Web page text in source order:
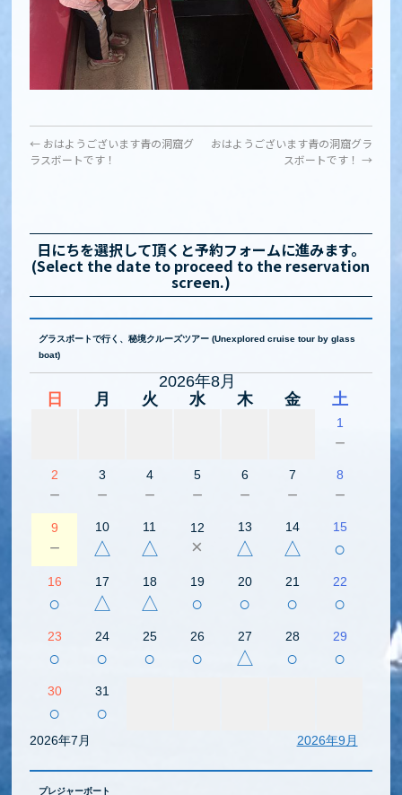
← おはようございます青の洞窟グ
ラスボートです！
おはようございます青の洞窟グラ
スボートです！ →
日にちを選択して頂くと予約フォームに進みます。
(Select the date to proceed to the reservation
screen.)
グラスボートで行く、秘境クルーズツアー (Unexplored cruise tour by glass
boat)
2026年8月
日
月 火 水 木 金 土
1
－
2
－
3
－
4
－
5
－
6
－
7
－
8
－
9
－
10
△
11
△
12
×
13
△
14
△
15
○
16
○
17
△
18
△
19
○
20
○
21
○
22
○
23
○
24
○
25
○
26
○
27
△
28
○
29
○
30
○
31
○
2026年7月 2026年9月
プレジャーボート